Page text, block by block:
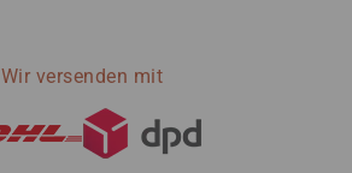
Wir versenden mit